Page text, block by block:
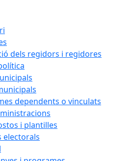
dels regidors i regidores
dependents o vinculats
i plantilles
electorals